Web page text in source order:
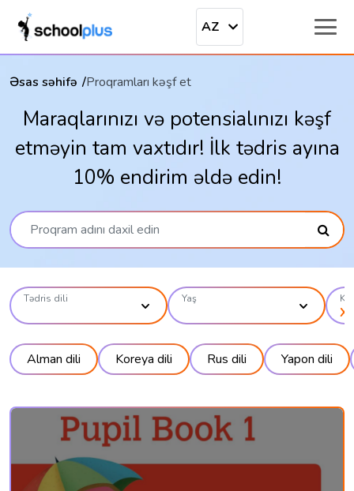
AZ
Əsas səhifə Proqramları kəşf et
Maraqlarınızı və potensialınızı kəşf
etməyin tam vaxtıdır! İlk tədris ayına
10% endirim əldə edin!
Tədris dili Yaş
Alman dili Koreya dili Rus dili Yapon dili